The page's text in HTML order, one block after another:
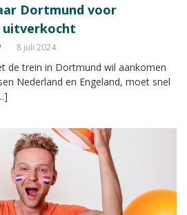
Dortmund voor
uitverkocht
8 juli 2024
de trein in Dortmund wil aankomen
Nederland en Engeland, moet snel